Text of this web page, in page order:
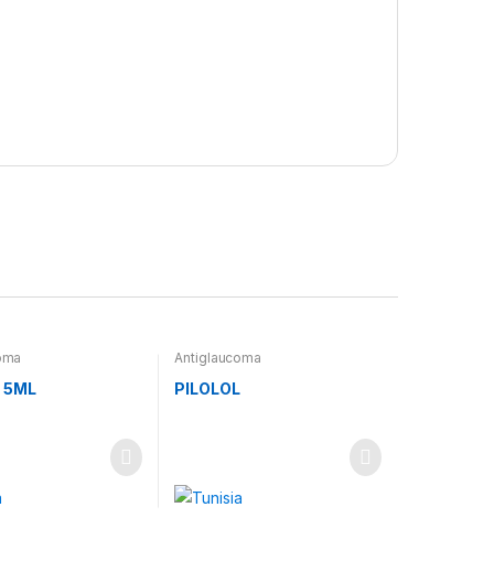
5ML
Antiglaucoma
PILOLOL